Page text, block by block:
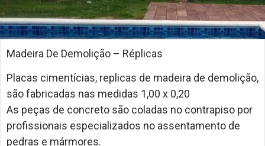
Madeira De Demolição – Réplicas
Placas cimentícias, replicas de madeira de demolição,
são fabricadas nas medidas 1,00 x 0,20
As peças de concreto são coladas no contrapiso por
profissionais especializados no assentamento de
pedras e mármores.